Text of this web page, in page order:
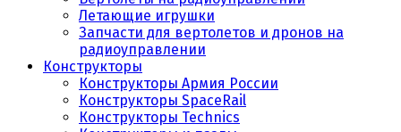
Летающие игрушки
Запчасти для вертолетов и дронов на
радиоуправлении
Конструкторы
Конструкторы Армия России
Конструкторы SpaceRail
Конструкторы Technics